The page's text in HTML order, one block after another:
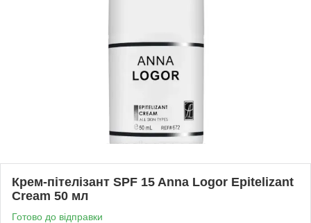
Крем-пітелізант SPF 15 Anna Logor Epitelizant
Cream 50 мл
Готово до відправки